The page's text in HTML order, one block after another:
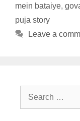
mein bataiye,
puja story
Leave a
Search